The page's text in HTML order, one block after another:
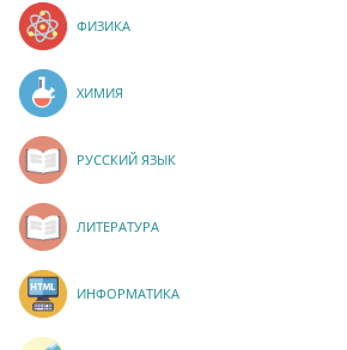
ФИЗИКА
ХИМИЯ
РУССКИЙ ЯЗЫК
ЛИТЕРАТУРА
ИНФОРМАТИКА